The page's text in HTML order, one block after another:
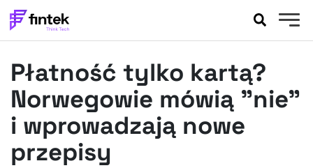
BANKOWOŚĆ
EVENTY
FELIETONY
WYWIADY
LEGAL
Płatność tylko kartą?
Norwegowie mówią "nie"
i wprowadzają nowe
przepisy